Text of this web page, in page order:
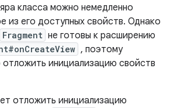
класса можно немедленно
из его доступных свойств. Однако
Fragment не готовы к расширению
, поэтому
инициализацию свойств
отложить инициализацию